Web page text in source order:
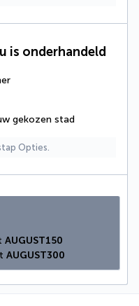
is onderhandeld
gekozen stad
Opties.
AUGUST150
AUGUST300